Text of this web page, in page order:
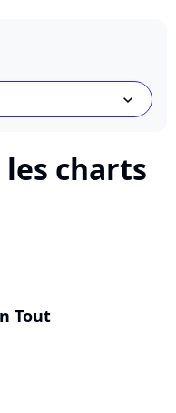
chevron_bot
les charts
Tout